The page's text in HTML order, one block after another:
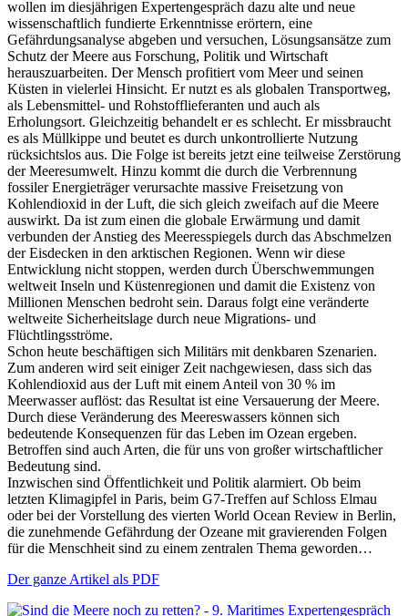
wollen im diesjährigen Expertengespräch dazu alte und neue
wissenschaftlich fundierte Erkenntnisse erörtern, eine
Gefährdungsanalyse abgeben und versuchen, Lösungsansätze zum
Schutz der Meere aus Forschung, Politik und Wirtschaft
herauszuarbeiten. Der Mensch profitiert vom Meer und seinen
Küsten in vielerlei Hinsicht. Er nutzt es als globalen Transportweg,
als Lebensmittel- und Rohstofflieferanten und auch als
Erholungsort. Gleichzeitig behandelt er es schlecht. Er missbraucht
es als Müllkippe und beutet es durch unkontrollierte Nutzung
rücksichtslos aus. Die Folge ist bereits jetzt eine teilweise Zerstörung
der Meeresumwelt. Hinzu kommt die durch die Verbrennung
fossiler Energieträger verursachte massive Freisetzung von
Kohlendioxid in der Luft, die sich gleich zweifach auf die Meere
auswirkt. Da ist zum einen die globale Erwärmung und damit
verbunden der Anstieg des Meeresspiegels durch das Abschmelzen
der Eisdecken in den arktischen Regionen. Wenn wir diese
Entwicklung nicht stoppen, werden durch Überschwemmungen
weltweit Inseln und Küstenregionen und damit die Existenz von
Millionen Menschen bedroht sein. Daraus folgt eine veränderte
weltweite Sicherheitslage durch neue Migrations- und
Flüchtlingsströme.
Schon heute beschäftigen sich Militärs mit denkbaren Szenarien.
Zum anderen wird seit einiger Zeit nachgewiesen, dass sich das
Kohlendioxid aus der Luft mit einem Anteil von 30 % im
Meerwasser auflöst: das Resultat ist eine Versauerung der Meere.
Durch diese Veränderung des Meereswassers können sich
bedeutende Konsequenzen für das Leben im Ozean ergeben.
Betroffen sind auch Arten, die für uns von großer wirtschaftlicher
Bedeutung sind.
Inzwischen sind Öffentlichkeit und Politik alarmiert. Ob beim
letzten Klimagipfel in Paris, beim G7-Treffen auf Schloss Elmau
oder bei der Vorstellung des vierten World Ocean Review in Berlin,
die zunehmende Gefährdung der Ozeane mit gravierenden Folgen
für die Menschheit sind zu einem zentralen Thema geworden…
Der ganze Artikel als PDF